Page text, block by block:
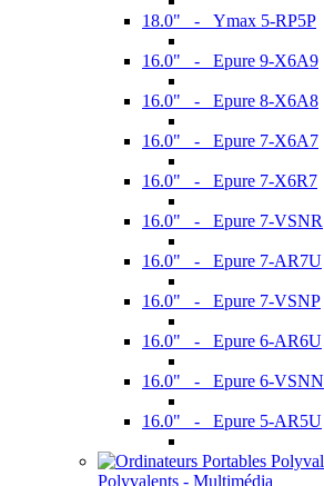
18.0" - Ymax 5-RP5P
16.0" - Epure 9-X6A9
16.0" - Epure 8-X6A8
16.0" - Epure 7-X6A7
16.0" - Epure 7-X6R7
16.0" - Epure 7-VSNR
16.0" - Epure 7-AR7U
16.0" - Epure 7-VSNP
16.0" - Epure 6-AR6U
16.0" - Epure 6-VSNN
16.0" - Epure 5-AR5U
Polyvalents - Multimédia